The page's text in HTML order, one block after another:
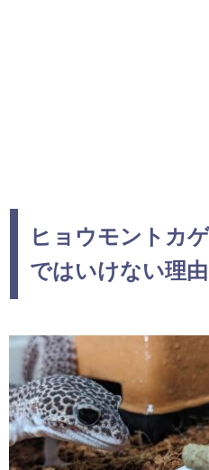
ヒョウモントカ
ではいけない理由